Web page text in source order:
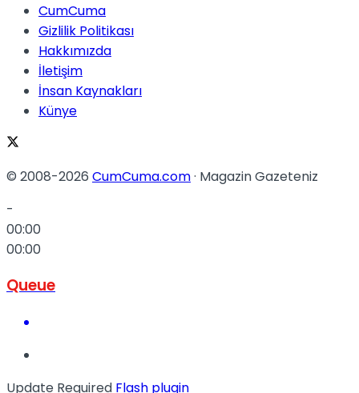
CumCuma
Gizlilik Politikası
Hakkımızda
İletişim
İnsan Kaynakları
Künye
© 2008-2026 CumCuma.com· Magazin Gazeteniz
-
00:00
00:00
Queue
Update Required Flash plugin